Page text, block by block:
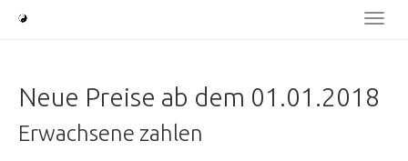
Skip
Neue Preise ab dem 01.01.2018
Erwachsene zahlen